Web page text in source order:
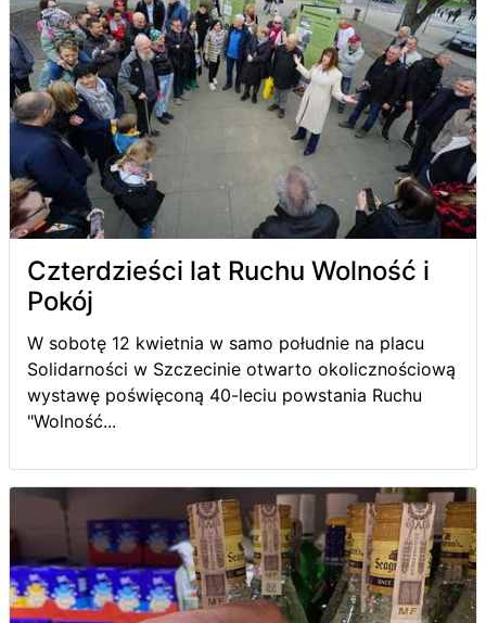
Czterdzieści lat Ruchu Wolność i
Pokój
W sobotę 12 kwietnia w samo południe na placu
Solidarności w Szczecinie otwarto okolicznościową
wystawę poświęconą 40-leciu powstania Ruchu
"Wolność...